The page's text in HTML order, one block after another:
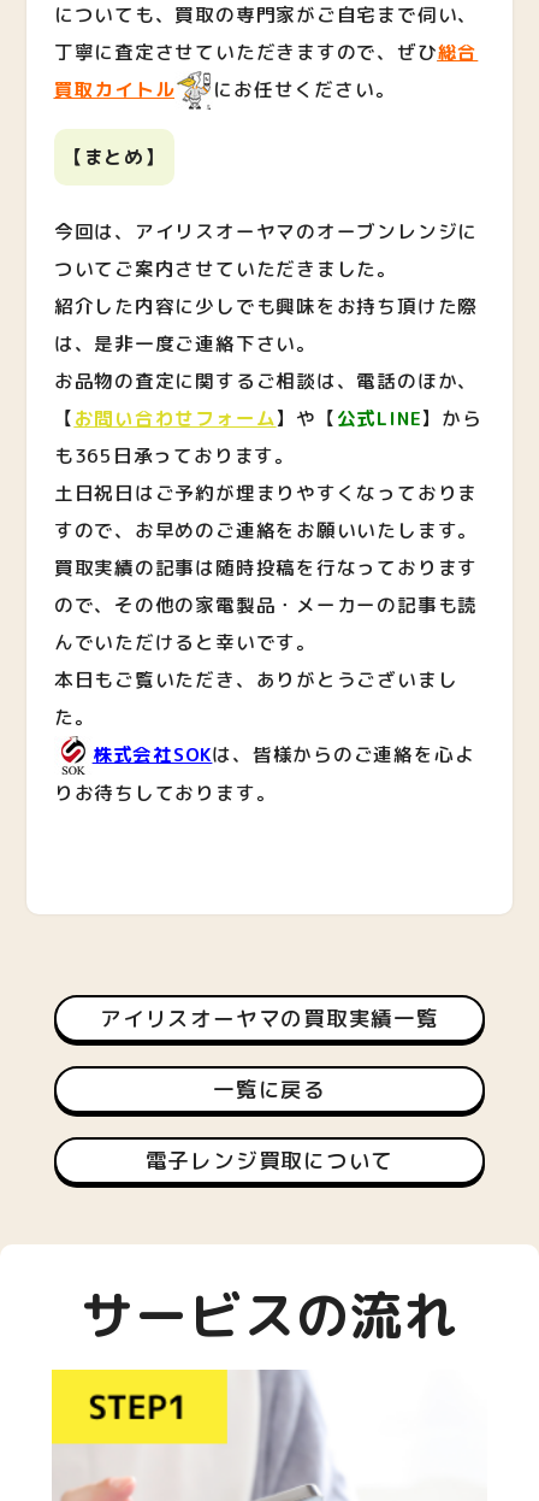
についても、買取の専門家がご自宅まで伺い、
丁寧に査定させていただきますので、ぜひ総合
買取カイトル
にお任せください。
【まとめ】
今回は、アイリスオーヤマのオーブンレンジに
ついてご案内させていただきました。
紹介した内容に少しでも興味をお持ち頂けた際
は、是非一度ご連絡下さい。
お品物の査定に関するご相談は、電話のほか、
【お問い合わせフォーム】や【公式LINE】から
も365日承っております。
土日祝日はご予約が埋まりやすくなっておりま
すので、お早めのご連絡をお願いいたします。
買取実績の記事は随時投稿を行なっております
ので、その他の家電製品・メーカーの記事も読
んでいただけると幸いです。
本日もご覧いただき、ありがとうございまし
た。
株式会社SOKは、皆様からのご連絡を心よ
りお待ちしております。
アイリスオーヤマの買取実績一覧
一覧に戻る
電子レンジ買取について
サービスの流れ